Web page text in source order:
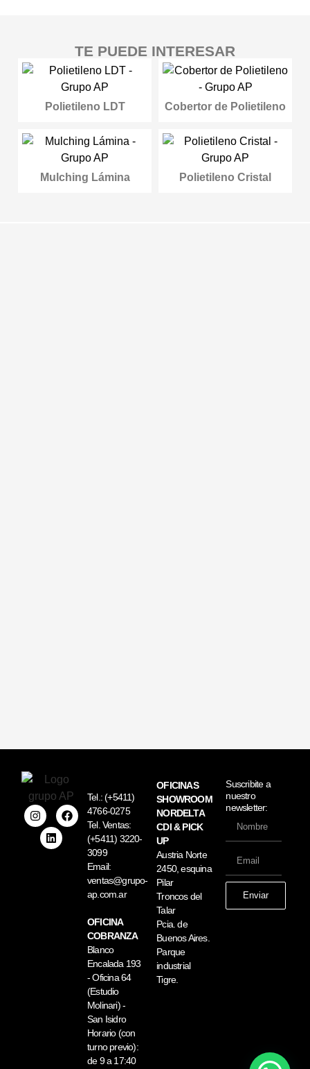
TE PUEDE INTERESAR
Polietileno LDT Cobertor de Polietileno
Mulching Lámina Polietileno Cristal
Tel.:(+5411)
4766-0275
Tel. Ventas:
(+5411) 3220-
3099
Email:
ventas@grupo-
ap.com.ar
OFICINA
COBRANZA
Blanco
Encalada 193
- Oficina 64
(Estudio
Molinari) -
San Isidro
Horario (con
turno previo):
de 9 a 17:40
OFICINAS
SHOWROOM
NORDELTA
CDI & PICK
UP
Austria Norte
2450, esquina
Pilar
Troncos del
Talar
Pcia. de
Buenos Aires.
Parque
industrial
Tigre.
Suscribite a
nuestro
newsletter:
Enviar